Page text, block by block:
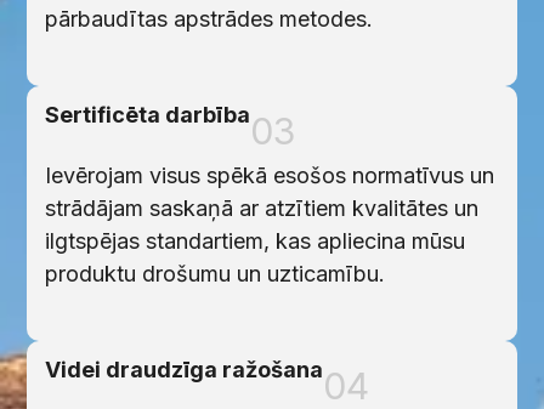
pārbaudītas apstrādes metodes.
Sertificēta darbība03
Ievērojam visus spēkā esošos normatīvus un
strādājam saskaņā ar atzītiem kvalitātes un
ilgtspējas standartiem, kas apliecina mūsu
produktu drošumu un uzticamību.
Videi draudzīga ražošana04